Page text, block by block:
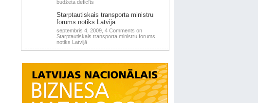
budžeta deficīts
Starptautiskais transporta ministru
forums notiks Latvijā
septembris 4, 2009, 4 Comments on
Starptautiskais transporta ministru forums
notiks Latvijā